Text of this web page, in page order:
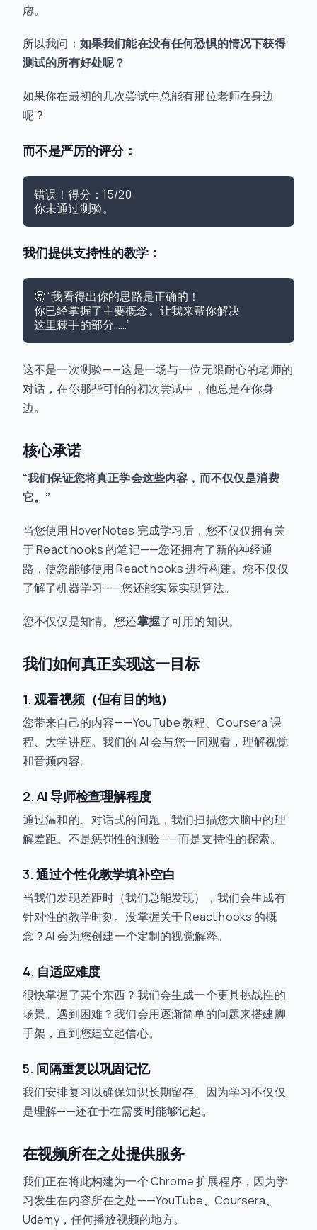
虑。
所以我问： 如果我们能在没有任何恐惧的情况下获得
测试的所有好处呢？
如果你在最初的几次尝试中总能有那位老师在身边
呢？
而不是严厉的评分：
错误！得分：15/20
我们提供支持性的教学：
🤔 “我看得出你的思路是正确的！
你已经掌握了主要概念。让我来帮你解决
这不是一次测验——这是一场与一位无限耐心的老师的
对话，在你那些可怕的初次尝试中，他总是在你身
边。
核心承诺
“我们保证您将真正学会这些内容，而不仅仅是消费
它。”
当您使用 HoverNotes 完成学习后，您不仅仅拥有关
于 React hooks 的笔记——您还拥有了新的神经通
路，使您能够使用 React hooks 进行构建。您不仅仅
了解了机器学习——您还能实际实现算法。
您不仅仅是知情。您还掌握了可用的知识。
我们如何真正实现这一目标
1. 观看视频（但有目的地）
您带来自己的内容——YouTube 教程、Coursera 课
程、大学讲座。我们的 AI 会与您一同观看，理解视觉
和音频内容。
2. AI 导师检查理解程度
通过温和的、对话式的问题，我们扫描您大脑中的理
解差距。不是惩罚性的测验——而是支持性的探索。
3. 通过个性化教学填补空白
当我们发现差距时（我们总能发现），我们会生成有
针对性的教学时刻。没掌握关于 React hooks 的概
念？AI 会为您创建一个定制的视觉解释。
4. 自适应难度
很快掌握了某个东西？我们会生成一个更具挑战性的
场景。遇到困难？我们会用逐渐简单的问题来搭建脚
手架，直到您建立起信心。
5. 间隔重复以巩固记忆
我们安排复习以确保知识长期留存。因为学习不仅仅
是理解——还在于在需要时能够记起。
在视频所在之处提供服务
我们正在将此构建为一个 Chrome 扩展程序，因为学
习发生在内容所在之处——YouTube、Coursera、
Udemy，任何播放视频的地方。